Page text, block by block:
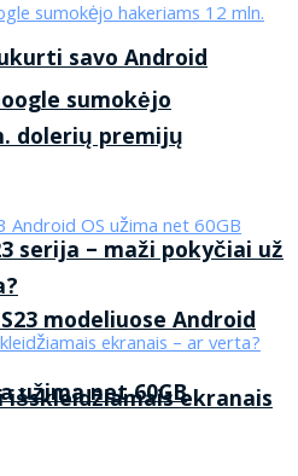
savo Android
modeliuose Android
užima net 60GB
sumokėjo
dolerių premijų
serija – maži pokyčiai už
ekranais